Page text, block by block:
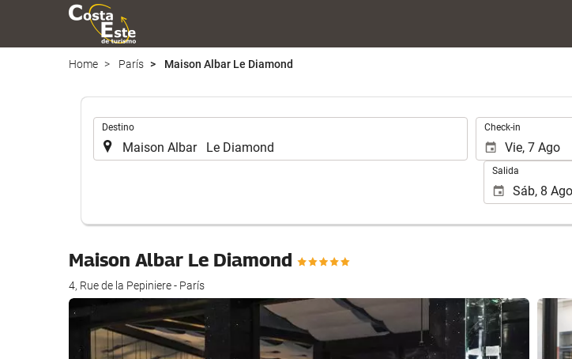
Home París Maison Albar Le Diamond
Destino Check-in
Salida
Maison Albar Le Diamond
4, Rue de la Pepiniere - París